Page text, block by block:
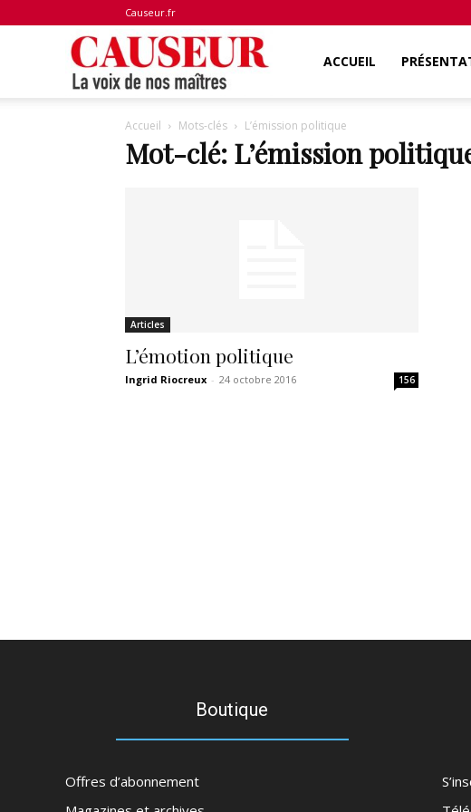
Causeur.fr
voix
maîtres
ACCUEIL
Accueil Mots-clés L’émission politique
Mot-clé: L’émission
Articles
L’émotion politique
Ingrid Riocreux - 24 octobre 2016 156
Boutique
Offres d’abonnement